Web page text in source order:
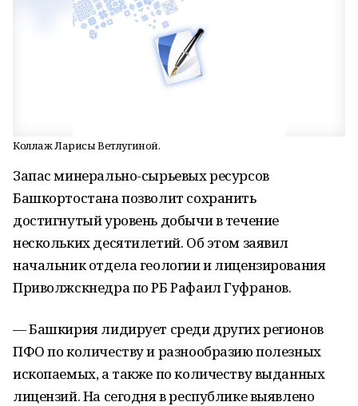
Коллаж Ларисы Ветлугиной.
Запас минерально-сырьевых ресурсов
Башкортостана позволит сохранить
достигнутый уровень добычи в течение
нескольких десятилетий. Об этом заявил
начальник отдела геологии и лицензирования
Приволжскнедра по РБ Рафаил Гуфранов.
— Башкирия лидирует среди других регионов
ПФО по количеству и разнообразию полезных
ископаемых, а также по количеству выданных
лицензий. На сегодня в республике выявлено